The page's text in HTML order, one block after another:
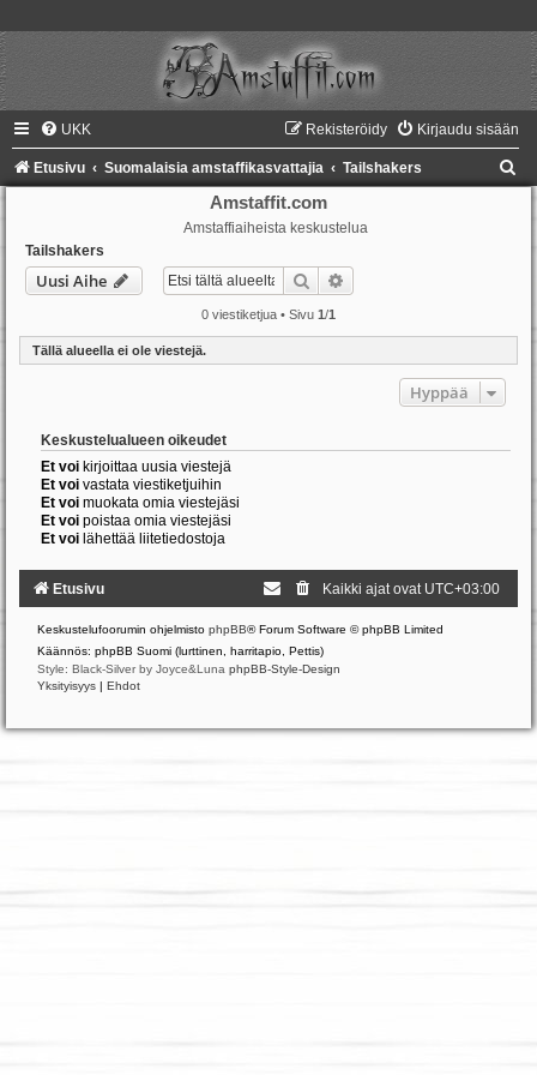
UKK Kirjaudu sisään
Rekisteröidy
Etusivu Suomalaisia amstaffikasvattajia Tailshakers
Amstaffit.com
Amstaffiaiheista keskustelua
Tailshakers
Uusi Aihe Etsi
0 viestiketjua • Sivu 1/1
Tällä alueella ei ole viestejä.
Hyppää
Keskustelualueen oikeudet
Et voi kirjoittaa uusia viestejä
Et voi vastata viestiketjuihin
Et voi muokata omia viestejäsi
Et voi poistaa omia viestejäsi
Et voi lähettää liitetiedostoja
Etusivu Kaikki ajat ovat UTC+03:00
Keskustelufoorumin ohjelmisto phpBB® Forum Software © phpBB Limited
Käännös: phpBB Suomi (lurttinen, harritapio, Pettis)
Style: Black-Silver by Joyce&Luna phpBB-Style-Design
Yksityisyys | Ehdot